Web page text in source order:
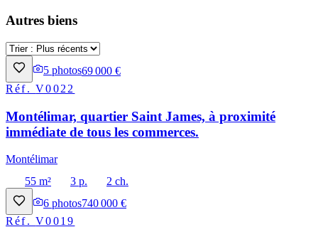
Autres biens
5 photos69 000 €
Réf.V0022
Montélimar, quartier Saint James, à proximité
immédiate de tous les commerces.
Montélimar
55 m²
3 p.
2 ch.
6 photos740 000 €
Réf.V0019